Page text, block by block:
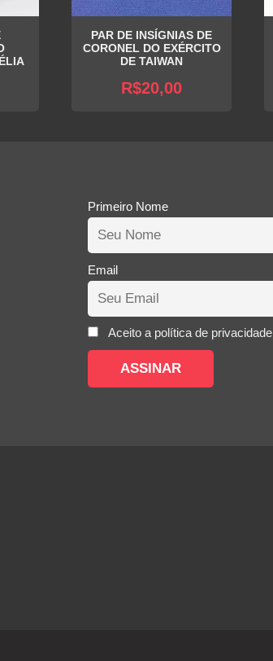
PAR DE INSÍGNIAS DE
CORONEL DO EXÉRCITO
DE TAIWAN
R$20,00
Primeiro Nome
Email
Aceito a política de privacidade